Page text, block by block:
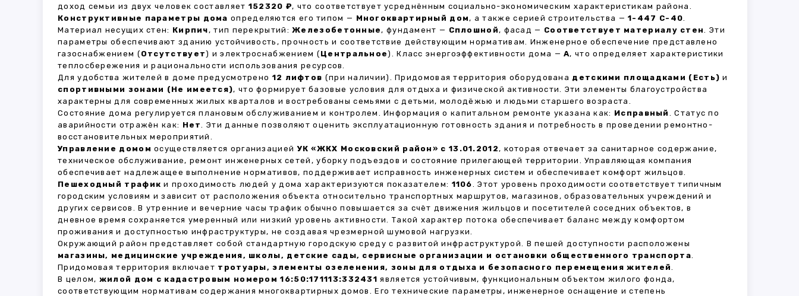
доход семьи из двух человек составляет 152320 ₽, что соответствует усреднённым социально-экономическим характеристикам района.
Конструктивные параметры дома определяются его типом — Многоквартирный дом, а также серией строительства —1-447 С-40.
Материал несущих стен: Кирпич, тип перекрытий:Железобетонные, фундамент — Сплошной, фасад — Соответствует материалу стен. Эти
параметры обеспечивают зданию устойчивость, прочность и соответствие действующим нормативам. Инженерное обеспечение представлено
газоснабжением (Отсутствует) и электроснабжением (Центральное). Класс энергоэффективности дома —A, что определяет характеристики
теплосбережения и рациональности использования ресурсов.
Для удобства жителей в доме предусмотрено 12 лифтов (при наличии). Придомовая территория оборудована детскими площадками (Есть) и
спортивными зонами (Не имеется), что формирует базовые условия для отдыха и физической активности. Эти элементы благоустройства
характерны для современных жилых кварталов и востребованы семьями с детьми, молодёжью и людьми старшего возраста.
Состояние дома регулируется плановым обслуживанием и контролем. Информация о капитальном ремонте указана как: Исправный . Статус по
аварийности отражён как: Нет. Эти данные позволяют оценить эксплуатационную готовность здания и потребность в проведении ремонтно-
восстановительных мероприятий.
Управление домом осуществляется организациейУК «ЖКХ Московский район» с 13.01.2012, которая отвечает за санитарное содержание,
техническое обслуживание, ремонт инженерных сетей, уборку подъездов и состояние прилегающей территории. Управляющая компания
обеспечивает надлежащее выполнение нормативов, поддерживает исправность инженерных систем и обеспечивает комфорт жильцов.
Пешеходный трафик и проходимость людей у дома характеризуются показателем: 1106. Этот уровень проходимости соответствует типичным
городским условиям и зависит от расположения объекта относительно транспортных маршрутов, магазинов, образовательных учреждений и
других сервисов. В утренние и вечерние часы трафик обычно повышается за счёт движения жильцов и посетителей соседних объектов, в
дневное время сохраняется умеренный или низкий уровень активности. Такой характер потока обеспечивает баланс между комфортом
проживания и доступностью инфраструктуры, не создавая чрезмерной шумовой нагрузки.
Окружающий район представляет собой стандартную городскую среду с развитой инфраструктурой. В пешей доступности расположены
магазины, медицинские учреждения, школы, детские сады, сервисные организации и остановки общественного транспорта.
Придомовая территория включает тротуары, элементы озеленения, зоны для отдыха и безопасного перемещения жителей.
В целом, жилой дом с кадастровым номером 16:50:171113:332431 является устойчивым, функциональным объектом жилого фонда,
соответствующим нормативам содержания многоквартирных домов. Его технические параметры, инженерное оснащение и степень